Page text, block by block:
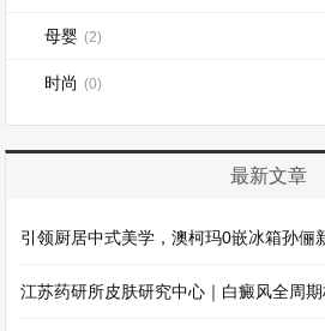
母婴 (2)
时尚 (0)
最新文章
引领厨居中式美学，澳柯玛0嵌冰箱孙俪
江苏药研所皮肤研究中心｜白癜风全周